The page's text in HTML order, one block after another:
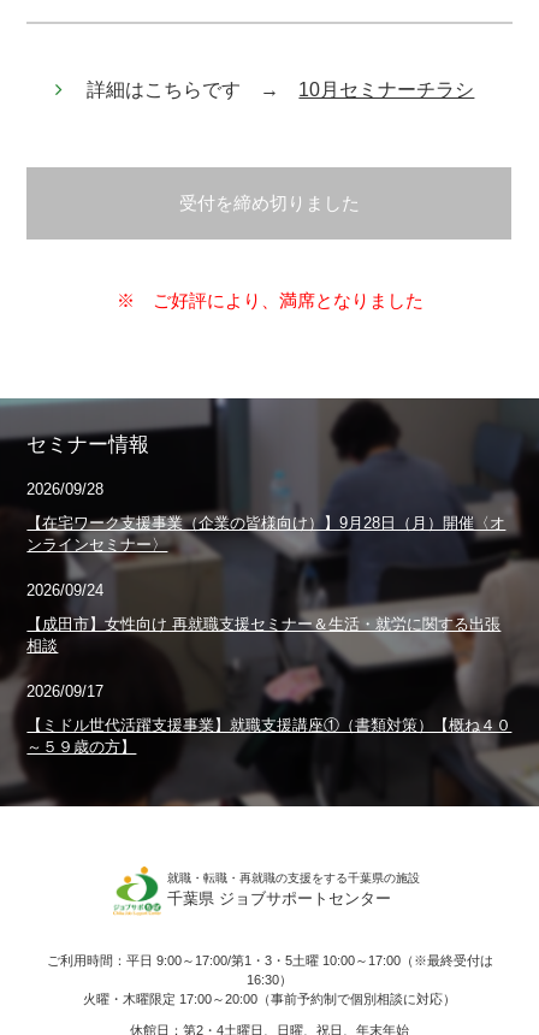
詳細はこちらです → 10月セミナーチラシ
受付を締め切りました
※ ご好評により、満席となりました
セミナー情報
2026/09/28
【在宅ワーク支援事業（企業の皆様向け）】9月28日（月）開催〈オ
ンラインセミナー〉
2026/09/24
【成田市】女性向け 再就職支援セミナー＆生活・就労に関する出張
相談
2026/09/17
【ミドル世代活躍支援事業】就職支援講座①（書類対策）【概ね４０
～５９歳の方】
就職・転職・再就職の支援をする千葉県の施設
千葉県 ジョブサポートセンター
ご利用時間：平日 9:00～17:00/第1・3・5土曜 10:00～17:00（※最終受付は
16:30）
火曜・木曜限定 17:00～20:00（事前予約制で個別相談に対応）
休館日：第2・4土曜日、日曜、祝日、年末年始